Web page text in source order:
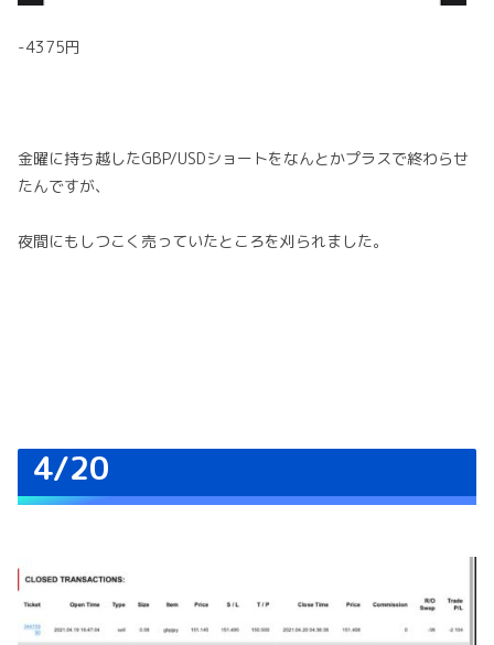
-4375円
金曜に持ち越したGBP/USDショートをなんとかプラスで終わらせ
たんですが、
夜間にもしつこく売っていたところを刈られました。
4/20